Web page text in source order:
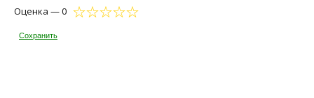
Оценка — 0
Сохранить